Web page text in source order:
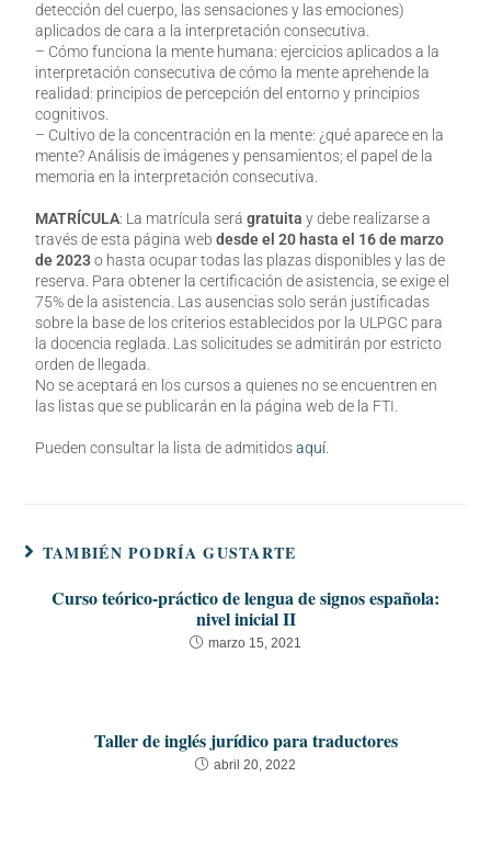
detección del cuerpo, las sensaciones y las emociones)
aplicados de cara a la interpretación consecutiva.
– Cómo funciona la mente humana: ejercicios aplicados a la
interpretación consecutiva de cómo la mente aprehende la
realidad: principios de percepción del entorno y principios
cognitivos.
– Cultivo de la concentración en la mente: ¿qué aparece en la
mente? Análisis de imágenes y pensamientos; el papel de la
memoria en la interpretación consecutiva.
MATRÍCULA: La matrícula serágratuita y debe realizarse a
través de esta página webdesde el 20 hasta el 16 de marzo
de 2023o hasta ocupar todas las plazas disponibles y las de
reserva. Para obtener la certificación de asistencia, se exige el
75% de la asistencia. Las ausencias solo serán justificadas
sobre la base de los criterios establecidos por la ULPGC para
la docencia reglada. Las solicitudes se admitirán por estricto
orden de llegada.
No se aceptará en los cursos a quienes no se encuentren en
las listas que se publicarán en la página web de la FTI.
Pueden consultar la lista de admitidosaquí.
TAMBIÉN PODRÍA GUSTARTE
Curso teórico-práctico de lengua de signos española:
nivel inicial II
marzo 15, 2021
Taller de inglés jurídico para traductores
abril 20, 2022